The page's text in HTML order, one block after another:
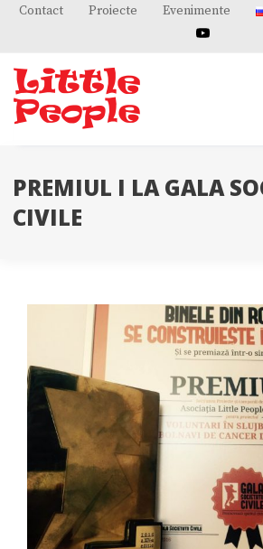
SkipContact Proiecte Evenimente
PREMIUL I LA GALA
CIVILE